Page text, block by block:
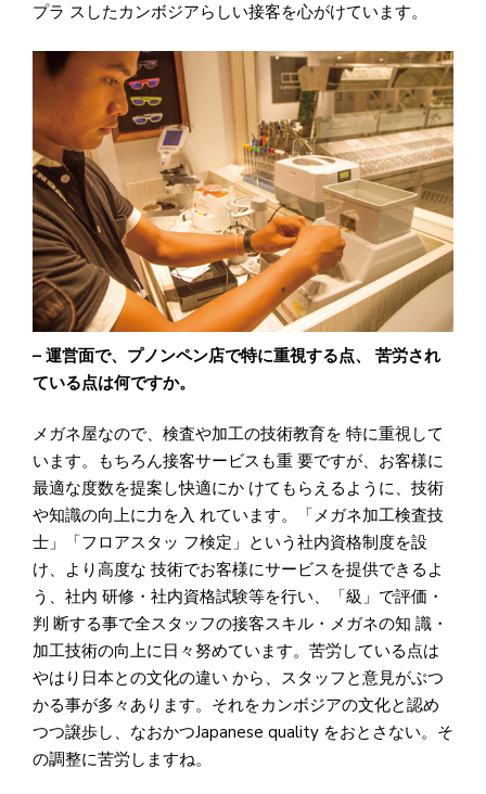
プラ スしたカンボジアらしい接客を心がけています。
– 運営面で、プノンペン店で特に重視する点、 苦労され
ている点は何ですか。
メガネ屋なので、検査や加工の技術教育を 特に重視して
います。もちろん接客サービスも重 要ですが、お客様に
最適な度数を提案し快適にか けてもらえるように、技術
や知識の向上に力を入 れています。「メガネ加工検査技
士」「フロアスタッ フ検定」という社内資格制度を設
け、より高度な 技術でお客様にサービスを提供できるよ
う、社内 研修・社内資格試験等を行い、「級」で評価・
判 断する事で全スタッフの接客スキル・メガネの知 識・
加工技術の向上に日々努めています。苦労している点は
やはり日本との文化の違い から、スタッフと意見がぶつ
かる事が多々あります。それをカンボジアの文化と認め
つつ譲歩し、なおかつJapanese quality をおとさない。そ
の調整に苦労しますね。